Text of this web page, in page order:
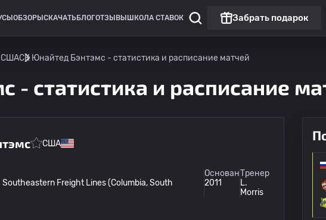
ОБЗОРЫ СКАЧАТЬ БЛОГОТЗЫВЫ ШКОЛА СТАВОК Забрать подарок
СШАСК Юнайтед Бэнтэмс - статистика и расписание матчей
- статистика и расписание
США
Freight Lines (Columbia, South
Основан
2011
Тренер
L.
Morris
Бешикташ